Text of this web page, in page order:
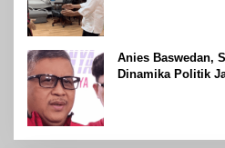
Anies Baswedan,
Dinamika Politik